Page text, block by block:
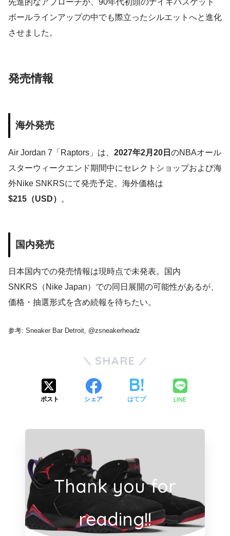
先進的なアプローチが、90年代初頭のナイキバスケット
ボールラインアップの中でも際立ったシルエットへと進化
させました。
発売情報
海外発売
Air Jordan 7「Raptors」は、 2027年2月20日 のNBAオール
スターウィークエンド期間中にセレクトショップおよび海
外Nike SNKRSにて発売予定。海外価格は
$215（USD）
。
国内発売
日本国内での発売情報は現時点で未発表。国内
SNKRS（Nike Japan）での同日展開の可能性があるが、
価格・抽選形式を含め続報を待ちたい。
参考: Sneaker Bar Detroit, @zsneakerheadz
SHARE
ポスト シェア はてブ LINE
Thank you for
reading!!